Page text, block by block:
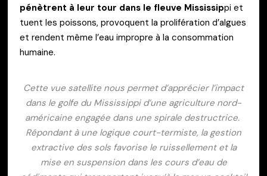
pénètrent à leur tour dans le fleuve Mississippi et
tuent les poissons, provoquent la prolifération d’algues
et rendent même l’eau impropre à la consommation
humaine.
Cette vue satellite nous permet d’apprécier l’impact
dans le golfe du Mississippi d’une agriculture nord-
américaine engagée dans une spirale destructrice.
Répondant à une logique court-termiste, la gestion
extractive des sols favorise le ruissellement et la
mise en suspension dans les cours d’eau de